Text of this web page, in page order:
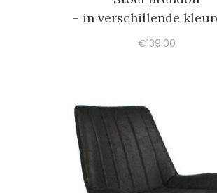
– in verschillende
€139.00